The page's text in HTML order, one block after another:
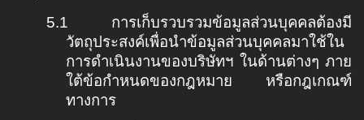
5.1
การเก็บรวบรวมข้อมูลส่วนบุคคลต้องมี
วัตถุประสงค์เพื่อนำข้อมูลส่วนบุคคลมาใช้ใน
การดำเนินงานของบริษัทฯ ในด้านต่างๆ ภาย
ใต้ข้อกำหนดของกฎหมาย หรือกฎเกณฑ์
ทางการ